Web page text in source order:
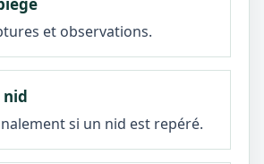
et observations.
nid
si un nid est repéré.